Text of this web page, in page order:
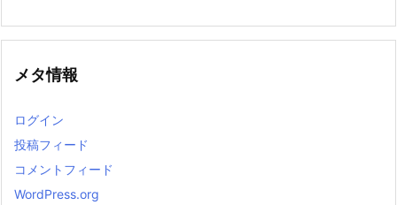
メタ情報
ログイン
投稿フィード
コメントフィード
WordPress.org